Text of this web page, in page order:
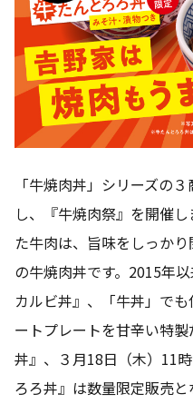
「牛焼肉丼」シリーズの
し、『牛焼肉祭』を開催
た牛肉は、旨味をしっか
の牛焼肉丼です。2015年
カルビ丼』、「牛丼」で
ートプレートを甘辛い特
丼』、３月18日（木）11
ろろ丼』は数量限定販売